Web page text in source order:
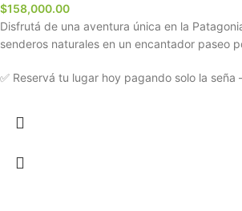
$158,000.00
Disfrutá de una aventura única en la
senderos naturales en un encantador paseo
✅ Reservá tu lugar hoy pagando solo la